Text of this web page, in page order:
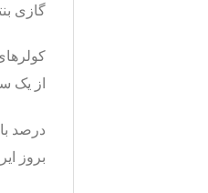
گازی
از یک
درصد
بروز